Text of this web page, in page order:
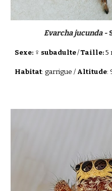
Evarcha jucunda -
Sexe: ♀ subadulte/Taille:5
Habitat:garrigue / Altitude: